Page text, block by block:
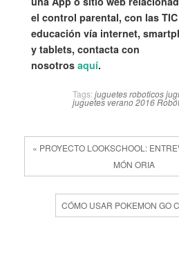
el control parental, con las
educación vía internet,
y tablets, contacta con
nosotros aquí.
Tags: juguetes roboticos
juguetes verano 2016
« PROYECTO LOOKSCHOOL:
MÓN ORIA
CÓMO USAR POKEMON GO